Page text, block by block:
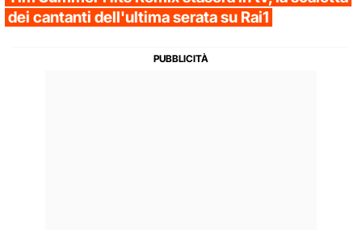
dei cantanti dell'ultima serata su Rai1